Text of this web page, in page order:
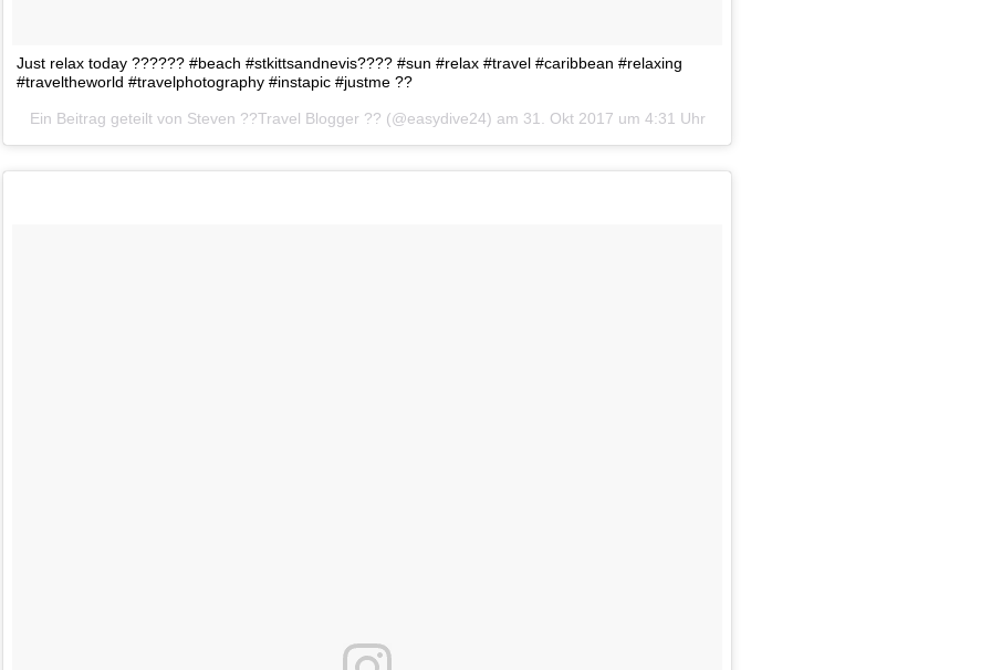
Just relax today ?????? #beach #stkittsandnevis???? #sun #relax #travel #caribbean #relaxing
#traveltheworld #travelphotography #instapic #justme ??
Ein Beitrag geteilt von Steven ??Travel Blogger ?? (@easydive24) am 31. Okt 2017 um 4:31 Uhr